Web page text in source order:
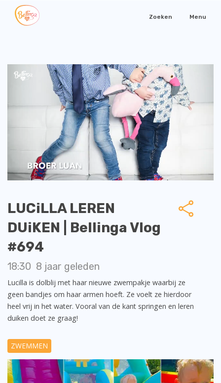
Zoeken Menu
LUCiLLA LEREN
DUiKEN | Bellinga Vlog
#694
18:30 8 jaar geleden
Lucilla is dolblij met haar nieuwe zwempakje waarbij ze
geen bandjes om haar armen hoeft. Ze voelt ze hierdoor
heel vrij in het water. Vooral van de kant springen en leren
duiken doet ze graag!
ZWEMMEN